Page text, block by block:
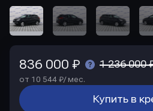
836 000 ₽ 1 236 000
от 10 544 ₽/ мес.
Купить в